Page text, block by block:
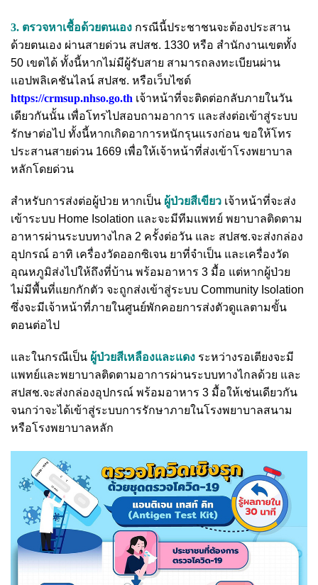
3. ตรวจหาเชื้อด้วยตนเอง กรณีนี้ประชาชนจะต้องประสาน
ด้วยตนเอง ผ่านสายด่วน สปสช. 1330 หรือ สำนักงานเขตทั้ง
50 เขตได้ ทั้งนี้หากไม่มีผู้รับสาย สามารถลงทะเบียนผ่าน
แอปพลิเคชันไลน์ สปสช. หรือเว็บไซต์
https://crmsup.nhso.go.th เจ้าหน้าที่จะติดต่อกลับภายในวัน
เดียวกันนั้น เพื่อโทรไปสอบถามอาการ และส่งต่อเข้าสู่ระบบ
รักษาต่อไป ทั้งนี้หากเกิดอาการหนักรุนแรงก่อน ขอให้โทร
ประสานสายด่วน 1669 เพื่อให้เจ้าหน้าที่ส่งเข้าโรงพยาบาล
หลักโดยด่วน
สำหรับการส่งต่อผู้ป่วย หากเป็น ผู้ป่วยสีเขียว เจ้าหน้าที่จะส่ง
เข้าระบบ Home Isolation และจะมีทีมแพทย์ พยาบาลติดตาม
อาหารผ่านระบบทางไกล 2 ครั้งต่อวัน และ สปสช.จะส่งกล่อง
อุปกรณ์ อาทิ เครื่องวัดออกซิเจน ยาที่จำเป็น และเครื่องวัด
อุณหภูมิส่งไปให้ถึงที่บ้าน พร้อมอาหาร 3 มื้อ แต่หากผู้ป่วย
ไม่มีพื้นที่แยกกักตัว จะถูกส่งเข้าสู่ระบบ Community Isolation
ซึ่งจะมีเจ้าหน้าที่ภายในศูนย์พักคอยการส่งตัวดูแลตามขั้น
ตอนต่อไป
และในกรณีเป็น ผู้ป่วยสีเหลืองและแดง ระหว่างรอเตียงจะมี
แพทย์และพยาบาลติดตามอาการผ่านระบบทางไกลด้วย และ
สปสช.จะส่งกล่องอุปกรณ์ พร้อมอาหาร 3 มื้อให้เช่นเดียวกัน
จนกว่าจะได้เข้าสู่ระบบการรักษาภายในโรงพยาบาลสนาม
หรือโรงพยาบาลหลัก